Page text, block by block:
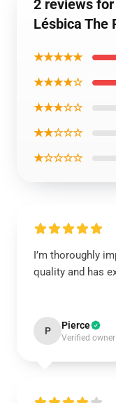
2 reviews for
Lésbica The
★★★★★
★★★★☆
★★★☆☆
★★☆☆☆
★☆☆☆☆
I’m thoroughly
quality and has
P Pierce
Verified owner